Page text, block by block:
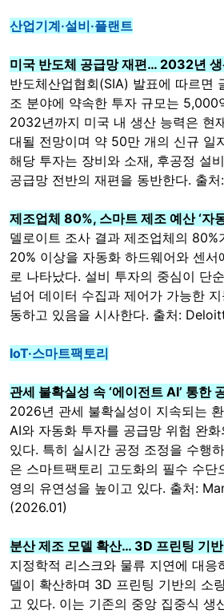
산업기계·설비·플랜트
미국 반도체 공급망 재편… 2032년
반도체산업협회(SIA) 발표에 따르면
조 분야에 약속한 투자 규모는 5,000
2032년까지 미국 내 생산 능력은 현
대될 전망이며 약 50만 개의 신규 일
해당 투자는 장비와 소재, 후공정 설
공급망 전반의 재편을 동반한다. 출
제조업체 80%, 스마트 제조 예산 ‘자
델로이트 조사 결과 제조업체의 80%
20% 이상을 자동화 하드웨어와 센서
로 나타났다. 설비 투자의 중심이 단
넘어 데이터 수집과 제어가 가능한
동하고 있음을 시사한다. 출처:
IoT·스마트팩토리
관세 불확실성 속 ‘에이전트 AI’ 통한
2026년 관세 불확실성이 지속되는
AI와 자동화 투자를 공급망 위험 완
있다. 특히 실시간 공정 조정을 수행
은 스마트팩토리 고도화의 필수 수단
영의 유연성을 높이고 있다. 출처:
(2026.01)
분산 제조 모델 확산… 3D 프린팅 기
지정학적 리스크와 물류 지연에 대응
델이 확산하며 3D 프린팅 기반의 소
고 있다. 이는 기존의 중앙 집중식 생